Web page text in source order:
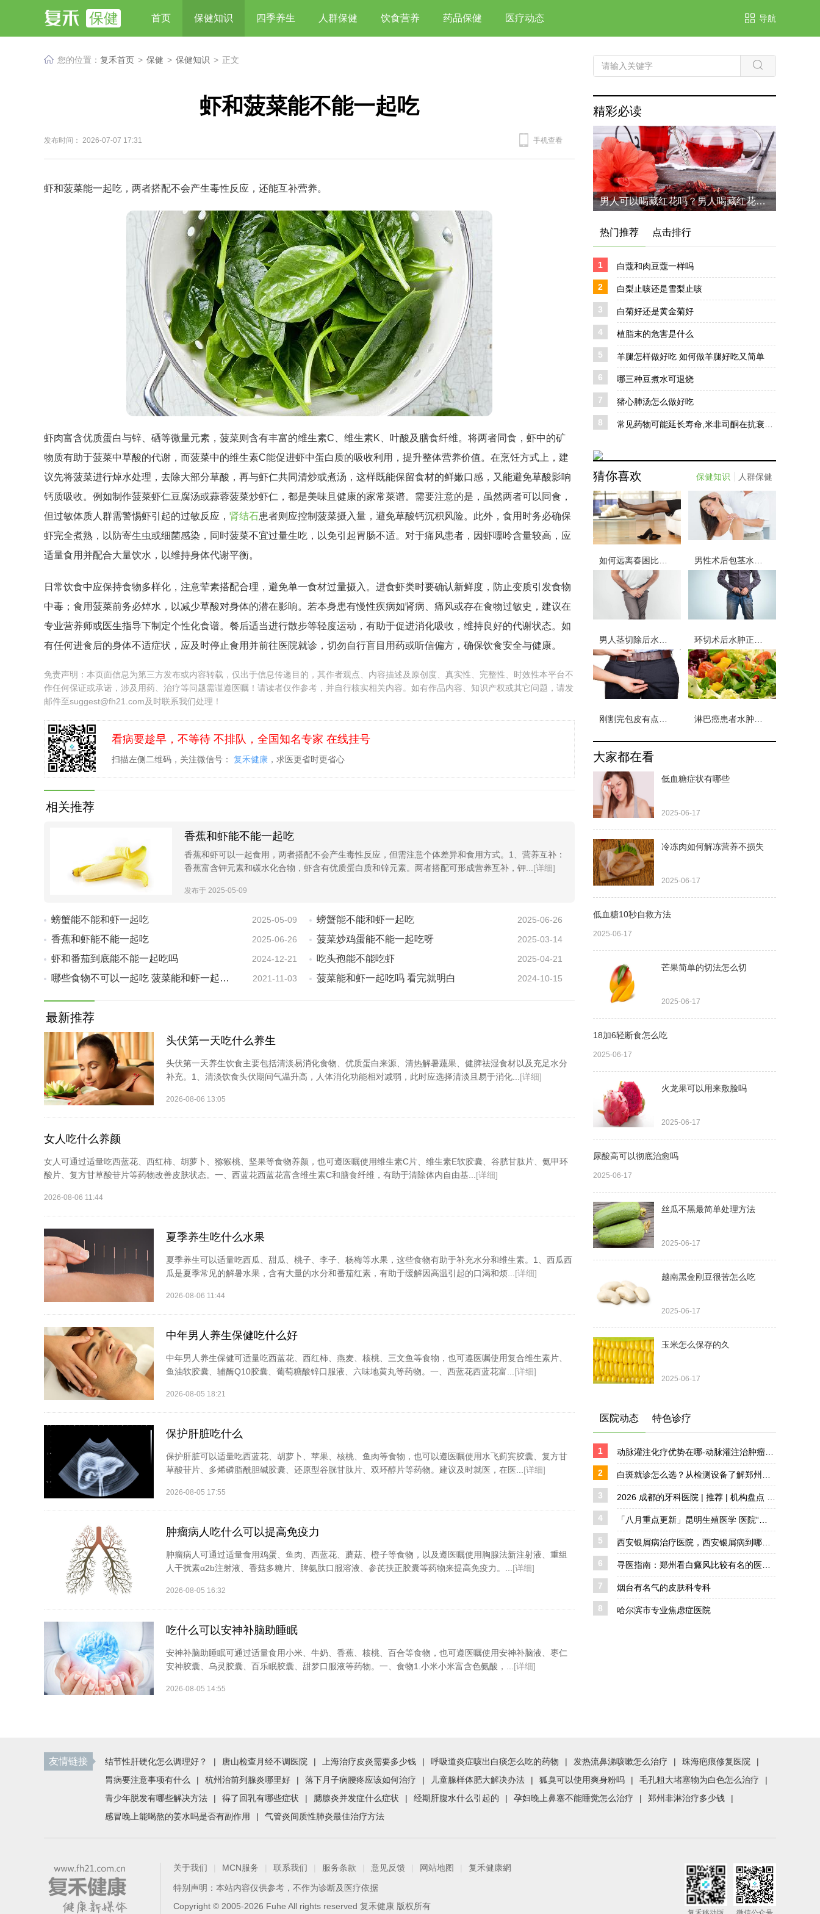
保健 首页 保健知识 四季养生 人群保健 饮食营养 药品保健 医疗动态 导航
您的位置： 复禾首页 > 保健 > 保健知识 > 正文
虾和菠菜能不能一起吃
发布时间： 2026-07-07 17:31 手机查看
虾和菠菜能一起吃，两者搭配不会产生毒性反应，还能互补营养。
虾肉富含优质蛋白与锌、硒等微量元素，菠菜则含有丰富的维生素C、维生素K、叶酸及膳食纤维。将两者同食，虾中的矿
物质有助于菠菜中草酸的代谢，而菠菜中的维生素C能促进虾中蛋白质的吸收利用，提升整体营养价值。在烹饪方式上，建
议先将菠菜进行焯水处理，去除大部分草酸，再与虾仁共同清炒或煮汤，这样既能保留食材的鲜嫩口感，又能避免草酸影响
钙质吸收。例如制作菠菜虾仁豆腐汤或蒜蓉菠菜炒虾仁，都是美味且健康的家常菜谱。需要注意的是，虽然两者可以同食，
但过敏体质人群需警惕虾引起的过敏反应， 肾结石患者则应控制菠菜摄入量，避免草酸钙沉积风险。此外，食用时务必确保
虾完全煮熟，以防寄生虫或细菌感染，同时菠菜不宜过量生吃，以免引起胃肠不适。对于痛风患者，因虾嘌呤含量较高，应
适量食用并配合大量饮水，以维持身体代谢平衡。
日常饮食中应保持食物多样化，注意荤素搭配合理，避免单一食材过量摄入。进食虾类时要确认新鲜度，防止变质引发食物
中毒；食用菠菜前务必焯水，以减少草酸对身体的潜在影响。若本身患有慢性疾病如肾病、痛风或存在食物过敏史，建议在
专业营养师或医生指导下制定个性化食谱。餐后适当进行散步等轻度运动，有助于促进消化吸收，维持良好的代谢状态。如
有任何进食后的身体不适症状，应及时停止食用并前往医院就诊，切勿自行盲目用药或听信偏方，确保饮食安全与健康。
免责声明：本页面信息为第三方发布或内容转载，仅出于信息传递目的，其作者观点、内容描述及原创度、真实性、完整性、时效性本平台不
作任何保证或承诺，涉及用药、治疗等问题需谨遵医嘱！请读者仅作参考，并自行核实相关内容。如有作品内容、知识产权或其它问题，请发
邮件至suggest@fh21.com及时联系我们处理！
看病要趁早，不等待 不排队，全国知名专家 在线挂号
扫描左侧二维码，关注微信号： 复禾健康 ，求医更省时更省心
相关推荐
香蕉和虾能不能一起吃
香蕉和虾可以一起食用，两者搭配不会产生毒性反应，但需注意个体差异和食用方式。1、营养互补：
香蕉富含钾元素和碳水化合物，虾含有优质蛋白质和锌元素。两者搭配可形成营养互补，钾... [详细]
发布于 2025-05-09
螃蟹能不能和虾一起吃 2025-05-09 螃蟹能不能和虾一起吃 2025-06-26
香蕉和虾能不能一起吃 2025-06-26 菠菜炒鸡蛋能不能一起吃呀 2025-03-14
虾和番茄到底能不能一起吃吗 2024-12-21 吃头孢能不能吃虾 2025-04-21
哪些食物不可以一起吃 菠菜能和虾一起吃吗 2021-11-03 菠菜能和虾一起吃吗 看完就明白 2024-10-15
最新推荐
头伏第一天吃什么养生
头伏第一天养生饮食主要包括清淡易消化食物、优质蛋白来源、清热解暑蔬果、健脾祛湿食材以及充足水分
补充。1、清淡饮食头伏期间气温升高，人体消化功能相对减弱，此时应选择清淡且易于消化... [详细]
2026-08-06 13:05
女人吃什么养颜
女人可通过适量吃西蓝花、西红柿、胡萝卜、猕猴桃、坚果等食物养颜，也可遵医嘱使用维生素C片、维生素E软胶囊、谷胱甘肽片、氨甲环
酸片、复方甘草酸苷片等药物改善皮肤状态。一、西蓝花西蓝花富含维生素C和膳食纤维，有助于清除体内自由基... [详细]
2026-08-06 11:44
夏季养生吃什么水果
夏季养生可以适量吃西瓜、甜瓜、桃子、李子、杨梅等水果，这些食物有助于补充水分和维生素。1、西瓜西
瓜是夏季常见的解暑水果，含有大量的水分和番茄红素，有助于缓解因高温引起的口渴和烦... [详细]
2026-08-06 11:44
中年男人养生保健吃什么好
中年男人养生保健可适量吃西蓝花、西红柿、燕麦、核桃、三文鱼等食物，也可遵医嘱使用复合维生素片、
鱼油软胶囊、辅酶Q10胶囊、葡萄糖酸锌口服液、六味地黄丸等药物。一、西蓝花西蓝花富... [详细]
2026-08-05 18:21
保护肝脏吃什么
保护肝脏可以适量吃西蓝花、胡萝卜、苹果、核桃、鱼肉等食物，也可以遵医嘱使用水飞蓟宾胶囊、复方甘
草酸苷片、多烯磷脂酰胆碱胶囊、还原型谷胱甘肽片、双环醇片等药物。建议及时就医，在医... [详细]
2026-08-05 17:55
肿瘤病人吃什么可以提高免疫力
肿瘤病人可通过适量食用鸡蛋、鱼肉、西蓝花、蘑菇、橙子等食物，以及遵医嘱使用胸腺法新注射液、重组
人干扰素α2b注射液、香菇多糖片、脾氨肽口服溶液、参芪扶正胶囊等药物来提高免疫力。... [详细]
2026-08-05 16:32
吃什么可以安神补脑助睡眠
安神补脑助睡眠可通过适量食用小米、牛奶、香蕉、核桃、百合等食物，也可遵医嘱使用安神补脑液、枣仁
安神胶囊、乌灵胶囊、百乐眠胶囊、甜梦口服液等药物。一、食物1.小米小米富含色氨酸，... [详细]
2026-08-05 14:55
精彩必读
男人可以喝藏红花吗？男人喝藏红花的六个好处
热门推荐 点击排行
1 白蔻和肉豆蔻一样吗
2 白梨止咳还是雪梨止咳
3 白菊好还是黄金菊好
4 植脂末的危害是什么
5 羊腿怎样做好吃 如何做羊腿好吃又简单
6 哪三种豆煮水可退烧
7 猪心肺汤怎么做好吃
8
猜你喜欢 保健知识 人群保健
大家都在看
低血糖症状有哪些
2025-06-17
冷冻肉如何解冻营养不损失
2025-06-17
低血糖10秒自救方法
2025-06-17
芒果简单的切法怎么切
2025-06-17
18加6轻断食怎么吃
2025-06-17
火龙果可以用来敷脸吗
2025-06-17
尿酸高可以彻底治愈吗
2025-06-17
丝瓜不黑最简单处理方法
2025-06-17
越南黑金刚豆很苦怎么吃
2025-06-17
玉米怎么保存的久
2025-06-17
医院动态 特色诊疗
1
2
3
4
5
6
7 烟台有名气的皮肤科专科
8 哈尔滨市专业焦虑症医院
友情链接 结节性肝硬化怎么调理好？ | 唐山检查月经不调医院 | 上海治疗皮炎需要多少钱 | 呼吸道炎症咳出白痰怎么吃的药物 | 发热流鼻涕咳嗽怎么治疗 | 珠海疤痕修复医院
|
胃病要注意事项有什么
| 杭州治前列腺炎哪里好 | 落下月子病腰疼应该如何治疗 | 儿童腺样体肥大解决办法 | 狐臭可以使用爽身粉吗 | 毛孔粗大堵塞物为白色怎么治疗
|
青少年脱发有哪些解决方法
| 得了回乳有哪些症状 | 腮腺炎并发症什么症状 | 经期肝腹水什么引起的 | 孕妇晚上鼻塞不能睡觉怎么治疗 | 郑州非淋治疗多少钱
|
感冒晚上能喝熬的姜水吗是否有副作用
| 气管炎间质性肺炎最佳治疗方法
关于我们 MCN服务 联系我们 服务条款 意见反馈 网站地图 复禾健康網
特别声明：本站内容仅供参考，不作为诊断及医疗依据
Copyright © 2005-2026 Fuhe All rights reserved 复禾健康 版权所有